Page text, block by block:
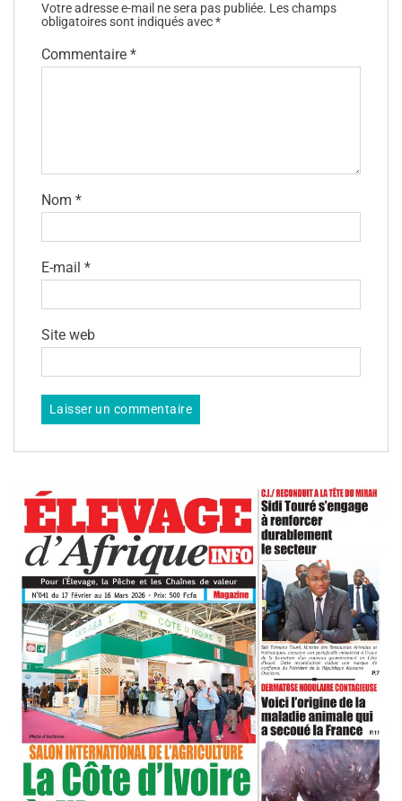
Votre adresse e-mail ne sera pas publiée. Les champs
obligatoires sont indiqués avec*
Commentaire *
Nom *
E-mail *
Site web